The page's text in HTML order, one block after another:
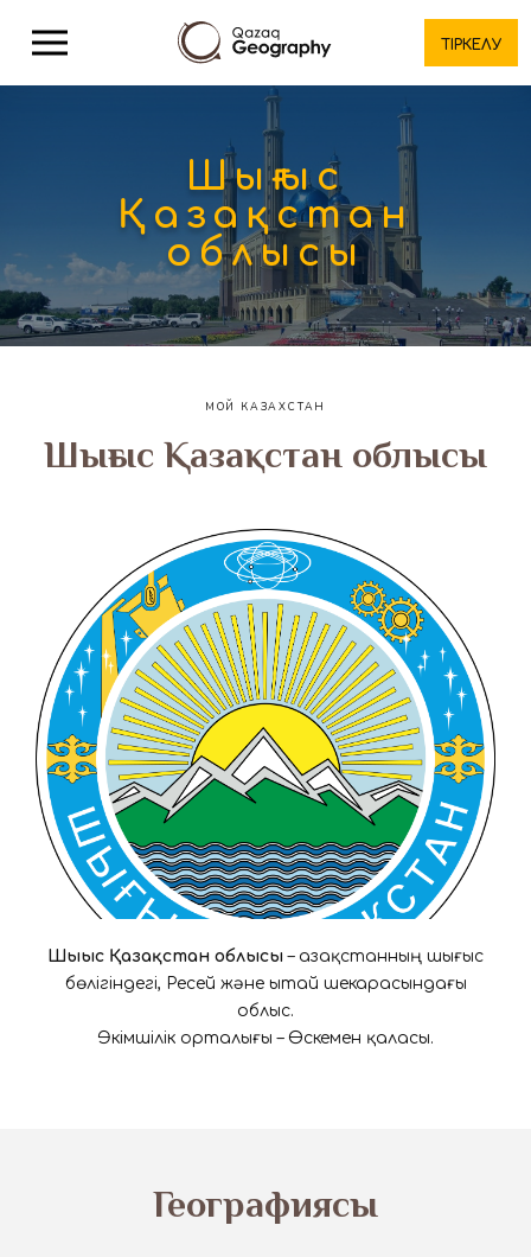
ТІРКЕЛУ
Шығыс
Қазақстан
облысы
МОЙ КАЗАХСТАН
Шығыс Қазақстан облысы
Шығыс Қазақстан облысы – Қазақстанның шығыс
бөлігіндегі, Ресей және Қытай шекарасындағы
облыс.
Әкімшілік орталығы – Өскемен қаласы.
Географиясы